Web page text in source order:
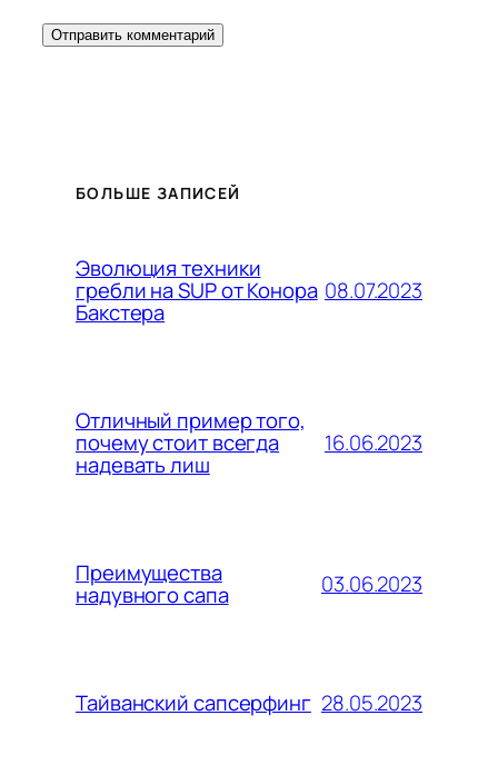
БОЛЬШЕ ЗАПИСЕЙ
Эволюция техники
гребли на SUP от Конора
Бакстера
08.07.2023
Отличный пример того,
почему стоит всегда
надевать лиш
16.06.2023
Преимущества
надувного сапа 03.06.2023
Тайванский сапсерфинг 28.05.2023